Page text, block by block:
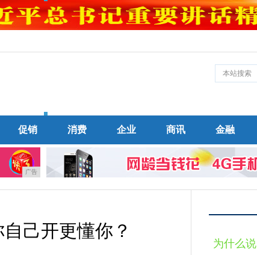
促销 消费 企业 商讯 金融
广告
己开更懂你？
为什么说